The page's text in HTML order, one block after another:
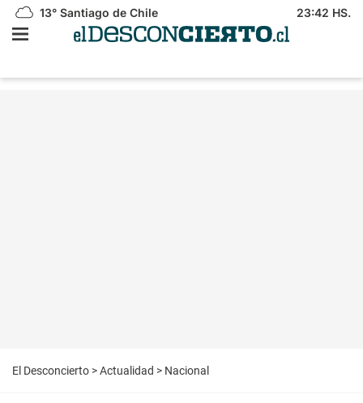
13° Santiago de Chile 23:42 HS.
El Desconcierto >Actualidad > Nacional